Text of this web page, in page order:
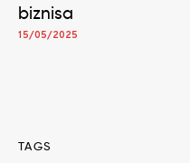
biznisa
15/05/2025
TAGS